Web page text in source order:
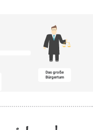
Das große
Bürgertum